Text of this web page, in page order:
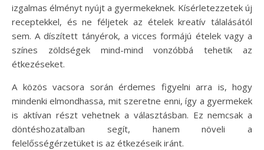
izgalmas élményt nyújt a gyermekeknek. Kísérletezzetek új
receptekkel, és ne féljetek az ételek kreatív tálalásától
sem. A díszített tányérok, a vicces formájú ételek vagy a
színes zöldségek mind-mind vonzóbbá tehetik az
étkezéseket.
A közös vacsora során érdemes figyelni arra is, hogy
mindenki elmondhassa, mit szeretne enni, így a gyermekek
is aktívan részt vehetnek a választásban. Ez nemcsak a
döntéshozatalban segít, hanem növeli a
felelősségérzetüket is az étkezéseik iránt.